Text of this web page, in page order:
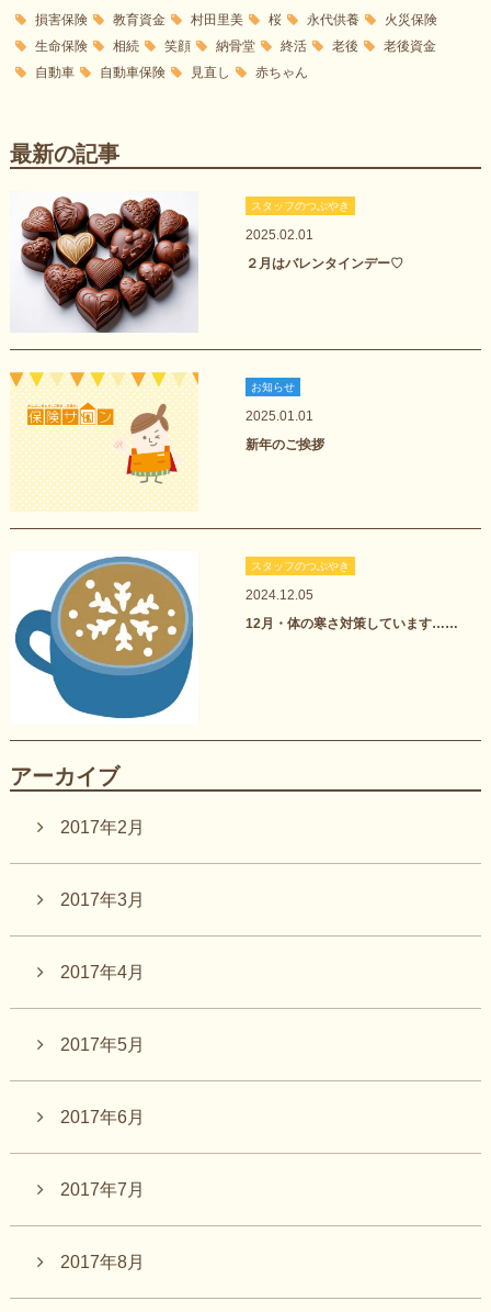
損害保険
教育資金 村田里美 桜 永代供養
火災保険
生命保険
相続 笑顔 納骨堂 終活 老後
老後資金
自動車
自動車保険 見直し 赤ちゃん
最新の記事
スタッフのつぶやき
2025.02.01
２月はバレンタインデー♡
お知らせ
2025.01.01
新年のご挨拶
スタッフのつぶやき
2024.12.05
12月・体の寒さ対策しています……
アーカイブ
2017年2月
2017年3月
2017年4月
2017年5月
2017年6月
2017年7月
2017年8月